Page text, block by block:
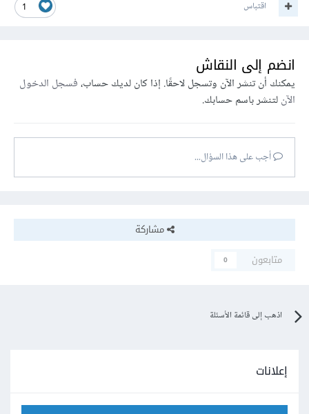
1 اقتباس
انضم إلى النقاش
يمكنك أن تنشر الآن وتسجل لاحقًا. إذا كان لديك حساب،فسجل الدخول
الآنلتنشر باسم حسابك.
أجب على هذا السؤال...
مشاركة
متابعون
0
اذهب إلى قائمة الأسئلة
إعلانات